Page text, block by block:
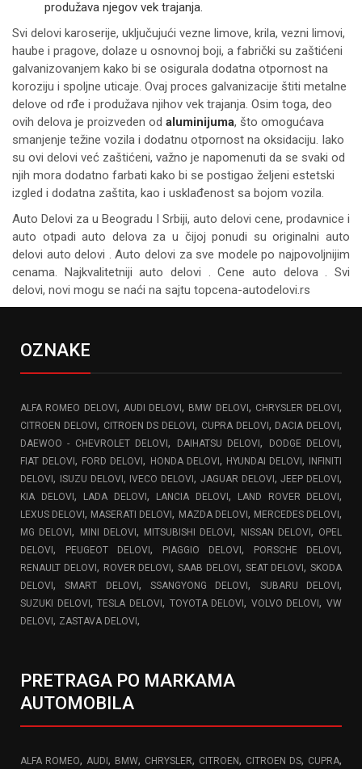
produžava njegov vek trajanja.
Svi delovi karoserije, uključujući vezne limove, krila, vezni limovi,
haube i pragove, dolaze u osnovnoj boji, a fabrički su zaštićeni
galvanizovanjem kako bi se osigurala dodatna otpornost na
koroziju i spoljne uticaje. Ovaj proces galvanizacije štiti metalne
delove od rđe i produžava njihov vek trajanja. Osim toga, deo
ovih delova je proizveden od aluminijuma, što omogućava
smanjenje težine vozila i dodatnu otpornost na oksidaciju. Iako
su ovi delovi već zaštićeni, važno je napomenuti da se svaki od
njih mora dodatno farbati kako bi se postigao željeni estetski
izgled i dodatna zaštita, kao i usklađenost sa bojom vozila.
Auto Delovi za u Beogradu I Srbiji, auto delovi cene, prodavnice i
auto otpadi auto delova za u čijoj ponudi su originalni auto
delovi auto delovi . Auto delovi za sve modele po najpovoljnijim
cenama. Najkvalitetniji auto delovi . Cene auto delova . Svi
delovi, novi mogu se naći na sajtu topcena-autodelovi.rs
OZNAKE
ALFA ROMEO DELOVI, AUDI DELOVI, BMW DELOVI, CHRYSLER DELOVI,
CITROEN DELOVI, CITROEN DS DELOVI, CUPRA DELOVI, DACIA DELOVI,
DAEWOO - CHEVROLET DELOVI, DAIHATSU DELOVI, DODGE DELOVI,
FIAT DELOVI, FORD DELOVI, HONDA DELOVI, HYUNDAI DELOVI, INFINITI
DELOVI, ISUZU DELOVI, IVECO DELOVI, JAGUAR DELOVI,JEEP DELOVI,
KIA DELOVI, LADA DELOVI, LANCIA DELOVI, LAND ROVER DELOVI,
LEXUS DELOVI, MASERATI DELOVI, MAZDA DELOVI, MERCEDES DELOVI,
MG DELOVI, MINI DELOVI, MITSUBISHI DELOVI, NISSAN DELOVI, OPEL
DELOVI, PEUGEOT DELOVI, PIAGGIO DELOVI, PORSCHE DELOVI,
RENAULT DELOVI, ROVER DELOVI, SAAB DELOVI, SEAT DELOVI, SKODA
DELOVI,SMART DELOVI,SSANGYONG DELOVI, SUBARU DELOVI,
SUZUKI DELOVI,TESLA DELOVI, TOYOTA DELOVI, VOLVO DELOVI, VW
DELOVI, ZASTAVA DELOVI,
PRETRAGA PO MARKAMA
AUTOMOBILA
ALFA ROMEO, AUDI, BMW, CHRYSLER, CITROEN, CITROEN DS, CUPRA,